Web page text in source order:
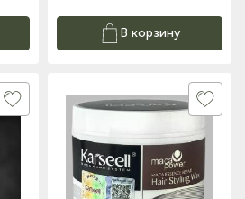
В корзину